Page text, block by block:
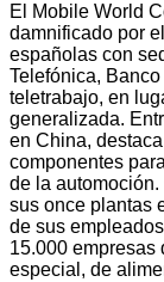
El Mobile World
damnificado por
españolas con
Telefónica,
teletrabajo, en
generalizada.
en China,
componentes
de la
sus once plantas
de sus
15.000 empresas
especial, de